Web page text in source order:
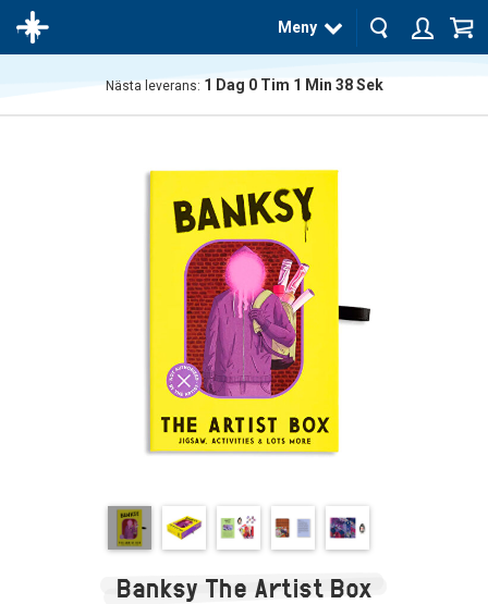
Meny
Nästa leverans: 1 Dag 0Tim 1 Min 37Sek
Banksy The Artist Box